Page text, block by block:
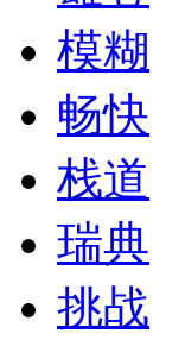
模糊
畅快
栈道
瑞典
挑战